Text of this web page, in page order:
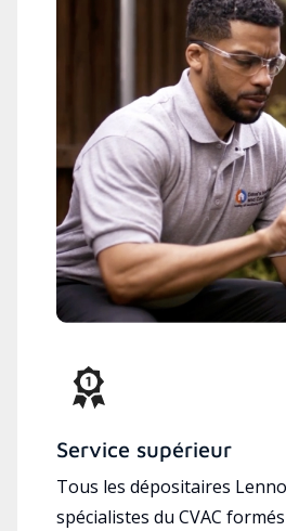
Service supérieur
Tous les dépositaires
spécialistes du CVAC